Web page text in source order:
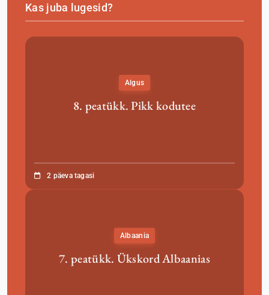
Kas juba lugesid?
Algus
8. peatükk. Pikk kodutee
2 päeva tagasi
Albaania
7. peatükk. Ükskord Albaanias